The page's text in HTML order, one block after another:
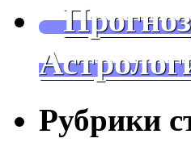
Прогноз
Рубрики